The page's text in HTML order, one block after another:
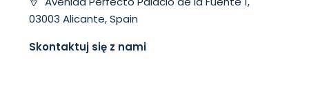
03003 Alicante, Spain
Skontaktuj się z nami